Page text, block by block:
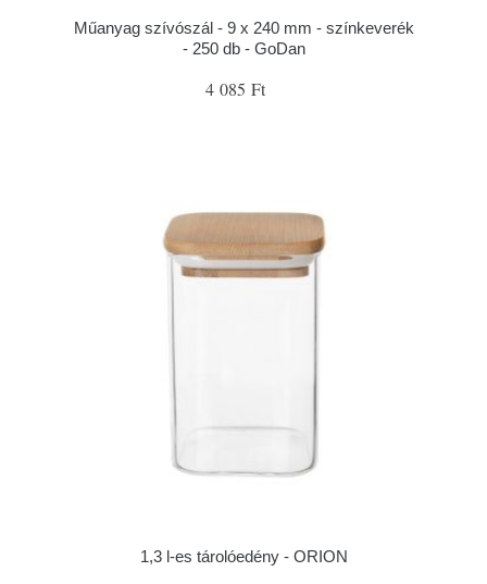
Műanyag szívószál - 9 x 240 mm - színkeverék
- 250 db - GoDan
4 085 Ft
1,3 l-es tárolóedény - ORION